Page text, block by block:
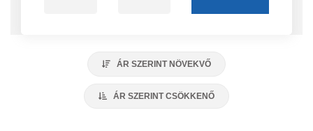
ÁR SZERINT NÖVEKVŐ
ÁR SZERINT CSÖKKENŐ